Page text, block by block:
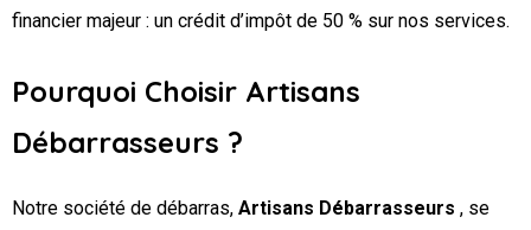
financier majeur : un crédit d’impôt de 50 % sur nos services.
Pourquoi Choisir Artisans
Débarrasseurs ?
Notre société de débarras, Artisans Débarrasseurs , se